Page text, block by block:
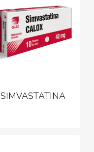
SIMVASTATINA